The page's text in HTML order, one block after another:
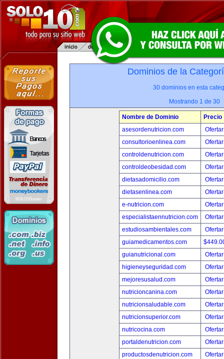
Dominios de la
30 dominios en esta
Mostrando 1 de 30
Nombre de Dominio
Precio
asesordenutricion.com
consultorioenlinea.com
controldenutricion.com
controldeobesidad.com
dietasadomicilio.com
dietasenlinea.com
e-nutricion.com
especialistaennutricion.com
estudiosambientales.com
guiamedicamentos.com
guianutricional.com
higieneyseguridad.com
mejoresusalud.com
nutricioncanina.com
nutricionsaludable.com
nutricionsuperior.com
nutricocina.com
portaldenutricion.com
productosdenutricion.com